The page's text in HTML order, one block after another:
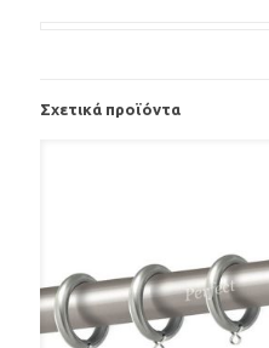
Σχετικά προϊόντα